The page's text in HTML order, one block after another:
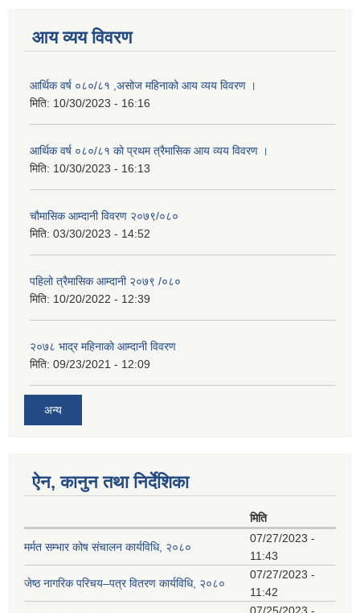
आय व्यय विवरण
आर्थिक वर्ष ०८०/८१ ,असोज महिनाको आय व्यय विवरण ।
मिति: 10/30/2023 - 16:16
आर्थिक वर्ष ०८०/८१ को प्रथम त्रैमासिक आय व्यय विवरण ।
मिति: 10/30/2023 - 16:13
चौमासिक आम्दानी विवरण २०७९/०८०
मिति: 03/30/2023 - 14:52
पहिलो त्रैमासिक आम्दानी २०७९ /०८०
मिति: 10/20/2022 - 12:39
२०७८ भाद्र महिनाकाे आम्दानी विवरण
मिति: 09/23/2021 - 12:09
अन्य
ऐन, कानुन तथा निर्देशिका
मिति
मर्मत सम्भार कोष संचालन कार्यविधि, २०८०
07/27/2023 -
11:43
जेष्ठ नागरिक परिचय–पत्र वितरण कार्यविधि, २०८०
07/27/2023 -
11:42
07/25/2023 -